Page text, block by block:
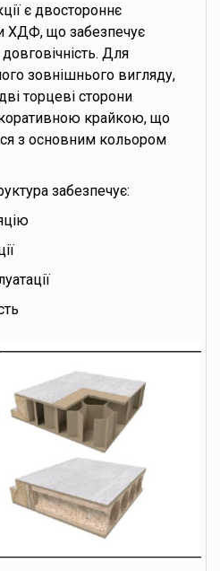
є двостороннє
ХДФ, що забезпечує
Для
зовнішнього вигляду,
торцеві сторони
крайкою, що
з основним кольором
забезпечує: